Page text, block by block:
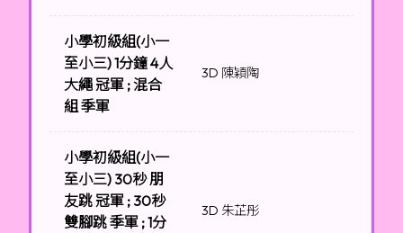
小學初級組(小一
至小三) 1分鐘 4人
大繩 冠軍 ; 混合
組 季軍
3D 陳穎陶
小學初級組(小一
至小三) 30秒 朋
友跳 冠軍 ; 30秒
雙腳跳 季軍 ; 1分
3D 朱芷彤